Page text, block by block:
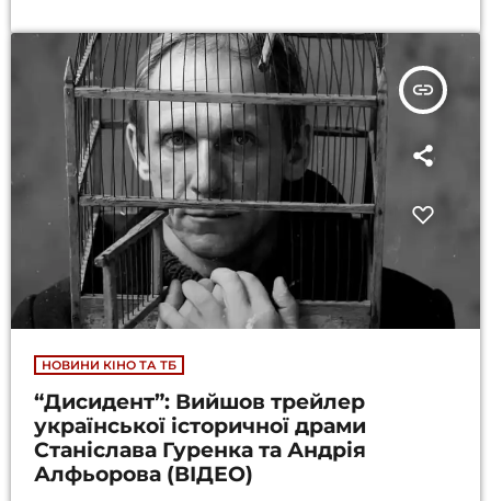
insert_link
НОВИНИ КІНО ТА ТБ
“Дисидент”: Вийшов трейлер
української історичної драми
Станіслава Гуренка та Андрія
Алфьорова (ВІДЕО)